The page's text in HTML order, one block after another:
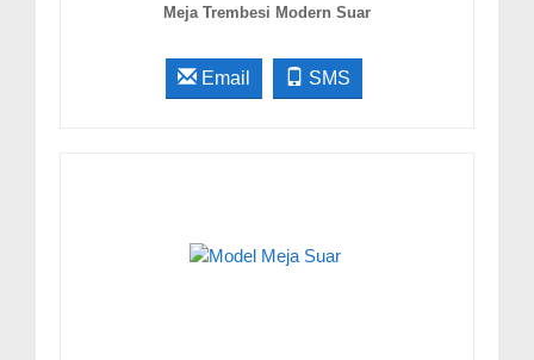
Meja Trembesi Modern Suar
Email SMS